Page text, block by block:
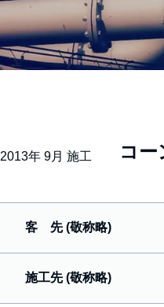
2013年 9月 施工 コ
客 先 (敬称略)
施工先 (敬称略)